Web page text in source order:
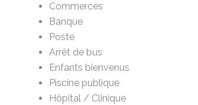
Commerces
Banque
Poste
Arrêt de bus
Enfants bienvenus
Piscine publique
Hôpital / Clinique